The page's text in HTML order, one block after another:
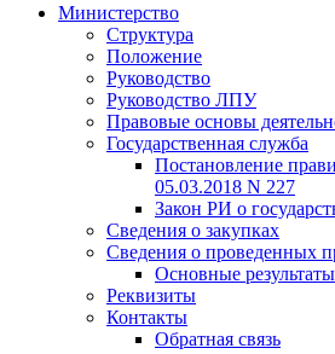
Министерство
Структура
Положение
Руководство
Руководство ЛПУ
Правовые основы
Государственная служба
Постановление
05.03.2018 N 227
Закон РИ о
Сведения о закупках
Сведения о проведенных
Основные
Реквизиты
Контакты
Обратная связь